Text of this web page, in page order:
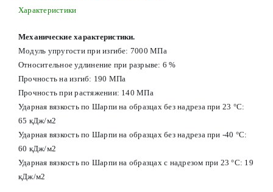
Характеристики
Механические характеристики.
Модуль упругости при изгибе: 7000 МПа
Относительное удлинение при разрыве: 6 %
Прочность на изгиб: 190 МПа
Прочность при растяжении: 140 МПа
Ударная вязкость по Шарпи на образцах без надреза при 23 °С:
65 кДж/м2
Ударная вязкость по Шарпи на образцах без надреза при -40 °С:
60 кДж/м2
Ударная вязкость по Шарпи на образцах с надрезом при 23 °С: 19
кДж/м2